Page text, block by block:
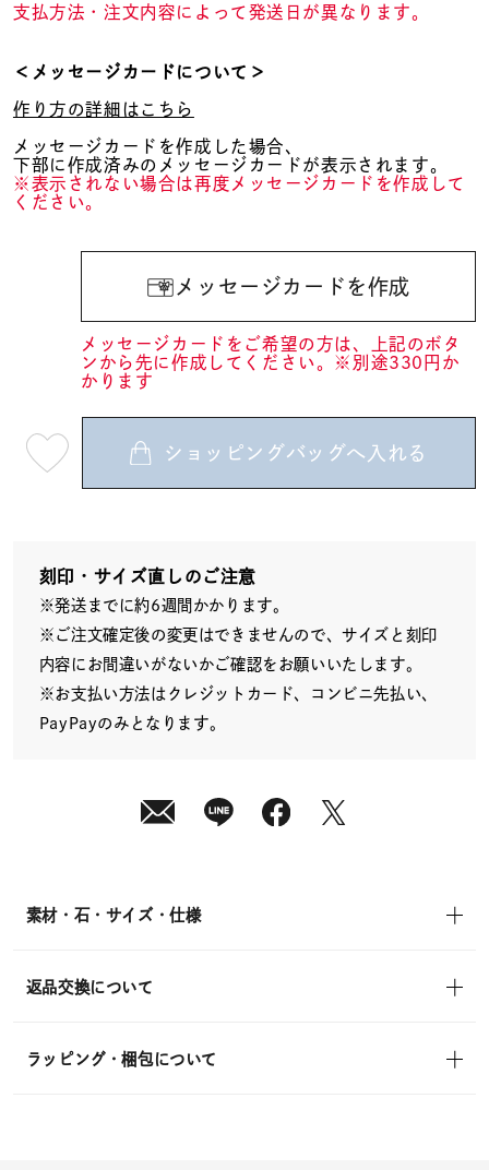
支払方法・注文内容によって発送日が異なります。
＜メッセージカードについて＞
作り方の詳細はこちら
メッセージカードを作成した場合、
下部に作成済みのメッセージカードが表示されます。
※表示されない場合は再度メッセージカードを作成して
ください。
メッセージカードを作成
メッセージカードをご希望の方は、上記のボタ
ンから先に作成してください。※別途330円か
かります
08
送
¥14,300 (tax
in)
ショッピングバッグへ入れる
刻印・サイズ直しのご注意
※発送までに約6週間かかります。
※ご注文確定後の変更はできませんので、サイズと刻印
内容にお間違いがないかご確認をお願いいたします。
※お支払い方法はクレジットカード、コンビニ先払い、
PayPayのみとなります。
素材・石・サイズ・仕様
返品交換について
ラッピング・梱包について